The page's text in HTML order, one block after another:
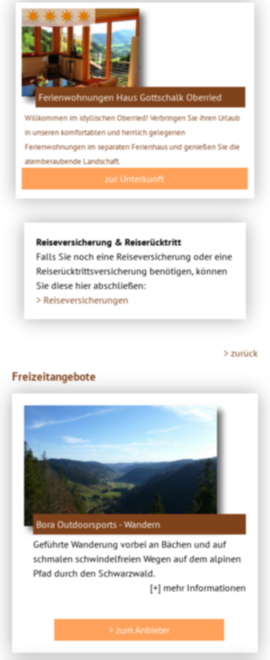
✷✷✷✷
Ferienwohnungen Haus Gottschalk Oberried
Willkommen im idyllischen Oberried! Verbringen Sie ihren Urlaub
in unseren komfortablen und herrlich gelegenen
Ferienwohnungen im separaten Ferienhaus und genießen Sie die
atemberaubende Landschaft.
zur Unterkunft
Reiseversicherung & Reiserücktritt
Falls Sie noch eine Reiseversicherung oder eine
Reiserücktrittsversicherung benötigen, können
Sie diese hier abschließen:
> Reiseversicherungen
> zurück
Freizeitangebote
Bora Outdoorsports - Wandern
Geführte Wanderung vorbei an Bächen und auf
schmalen schwindelfreien Wegen auf dem alpinen
Pfad durch den Schwarzwald.
[+] mehr Informationen
> zum Anbieter